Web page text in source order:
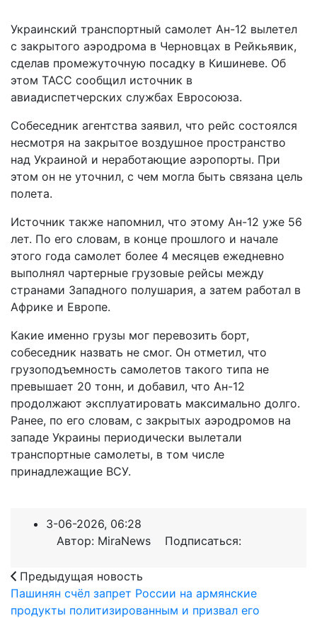
Украинский транспортный самолет Ан-12 вылетел
с закрытого аэродрома в Черновцах в Рейкьявик,
сделав промежуточную посадку в Кишиневе. Об
этом ТАСС сообщил источник в
авиадиспетчерских службах Евросоюза.
Собеседник агентства заявил, что рейс состоялся
несмотря на закрытое воздушное пространство
над Украиной и неработающие аэропорты. При
этом он не уточнил, с чем могла быть связана цель
полета.
Источник также напомнил, что этому Ан-12 уже 56
лет. По его словам, в конце прошлого и начале
этого года самолет более 4 месяцев ежедневно
выполнял чартерные грузовые рейсы между
странами Западного полушария, а затем работал в
Африке и Европе.
Какие именно грузы мог перевозить борт,
собеседник назвать не смог. Он отметил, что
грузоподъемность самолетов такого типа не
превышает 20 тонн, и добавил, что Ан-12
продолжают эксплуатировать максимально долго.
Ранее, по его словам, с закрытых аэродромов на
западе Украины периодически вылетали
транспортные самолеты, в том числе
принадлежащие ВСУ.
3-06-2026, 06:28
Автор: MiraNews Подписаться:
Предыдущая новость
Пашинян счёл запрет России на армянские
продукты политизированным и призвал его